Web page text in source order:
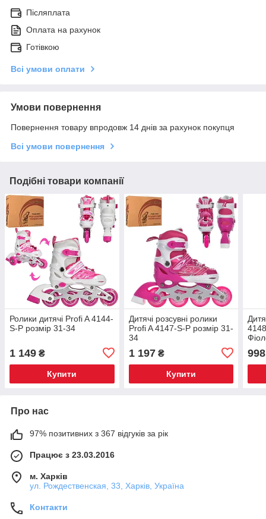
Післяплата
Оплата на рахунок
Готівкою
Всі умови оплати
Умови повернення
Повернення товару впродовж 14 днів за рахунок покупця
Всі умови повернення
Подібні товари компанії
Ролики дитячі Profi A 4144-
S-P розмір 31-34
1 149 ₴
Купити
Дитячі розсувні ролики
Profi A 4147-S-P розмір 31-
34
1 197₴
Купити
998
Про нас
97% позитивних з 367 відгуків за рік
Працює з 23.03.2016
м. Харків
ул. Рождественская, 33, Харків, Україна
Контакти